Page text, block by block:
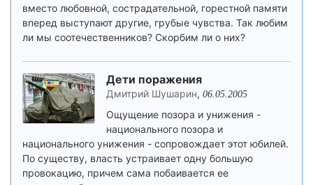
вместо любовной, сострадательной, горестной памяти
вперед выступают другие, грубые чувства. Так любим
ли мы соотечественников? Скорбим ли о них?
Дети поражения
Дмитрий Шушарин, 06.05.2005
Ощущение позора и унижения -
национального позора и
национального унижения - сопровождает этот юбилей.
По существу, власть устраивает одну большую
провокацию, причем сама побаивается ее